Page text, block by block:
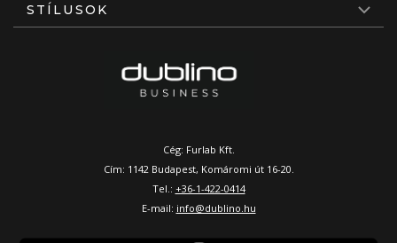
STÍLUSOK
Cég: Furlab Kft.
Cím: 1142 Budapest, Komáromi út 16-20.
Tel.: +36-1-422-0414
E-mail: info@dublino.hu